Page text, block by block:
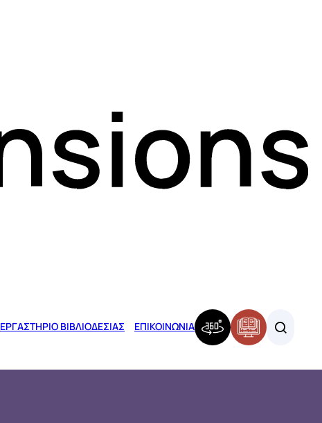
ΕΡΓΑΣΤΗΡΙΟ ΒΙΒΛΙΟΔΕΣΙΑΣ ΕΠΙΚΟΙΝΩΝΙΑ